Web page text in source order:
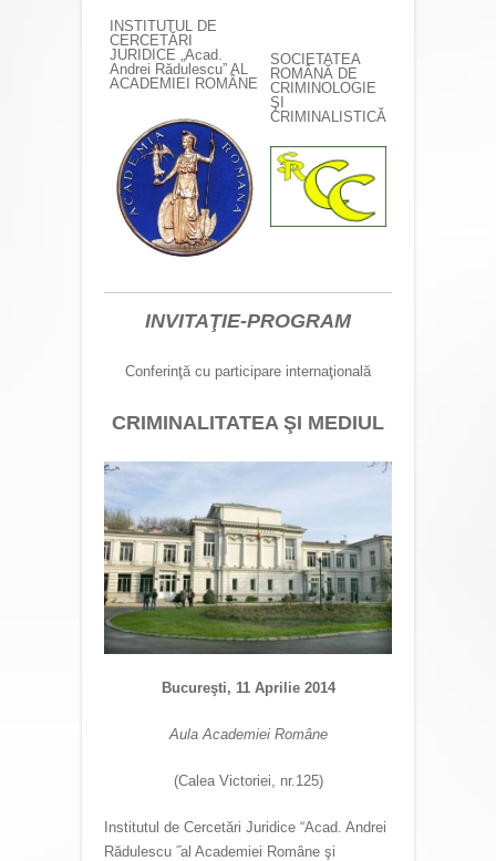
INSTITUTUL DE
CERCETĂRI
JURIDICE „Acad.
Andrei Rădulescu” AL
ACADEMIEI ROMÂNE
SOCIETATEA
ROMÂNĂ DE
CRIMINOLOGIE
ŞI
CRIMINALISTICĂ
INVITAŢIE-PROGRAM
Conferinţă cu participare internaţională
CRIMINALITATEA ŞI MEDIUL
Bucureşti, 11 Aprilie 2014
Aula Academiei Române
(Calea Victoriei, nr.125)
Institutul de Cercetări Juridice “Acad. Andrei
Rădulescu ˝al Academiei Române şi